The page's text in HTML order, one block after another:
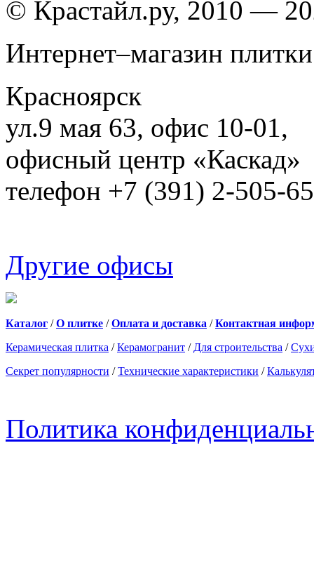
© Крастайл.ру, 2010 —
Интернет–магазин
Красноярск
ул.9 мая 63, офис 10-01,
офисный центр «Каскад»
телефон +7 (391) 2-505-
Другие офисы
Каталог /О плитке /Оплата и доставка /Контактная
Керамическая плитка /Керамогранит / Для строительства /
Секрет популярности /Технические характеристики /
Политика